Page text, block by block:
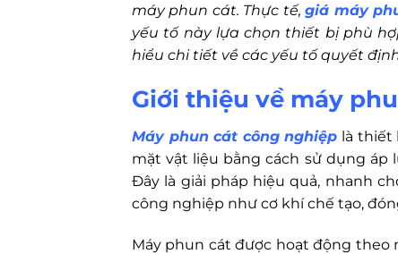
máy phun cát. Thực tế,giá máy
yếu tố này lựa chọn thiết bị phù
hiểu chi tiết về các yếu tố quyết
Giới thiệu về máy
Máy phun cát công nghiệp là
mặt vật liệu bằng cách sử dụng áp
Đây là giải pháp hiệu quả, nhanh
công nghiệp như cơ khí chế tạo,
Máy phun cát được hoạt động theo